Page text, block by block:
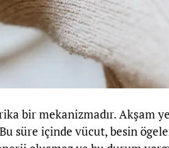
bir mekanizmadır. Akşam
süre içinde vücut, besin